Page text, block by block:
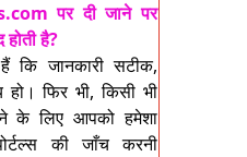
पर दी जाने पर
होती है?
कि जानकारी सटीक,
फिर भी, किसी भी
के लिए आपको हमेशा
की जाँच करनी